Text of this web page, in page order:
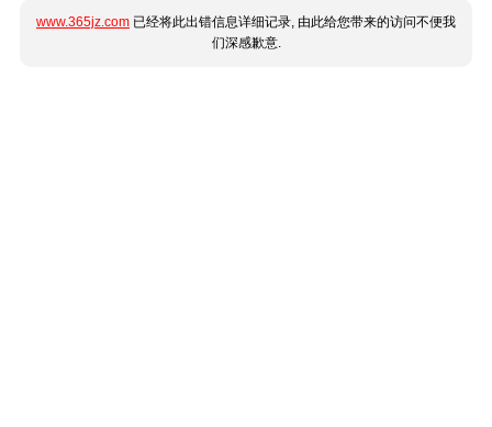
www.365jz.com 已经将此出错信息详细记录, 由此给您带来的访问不便我
们深感歉意.